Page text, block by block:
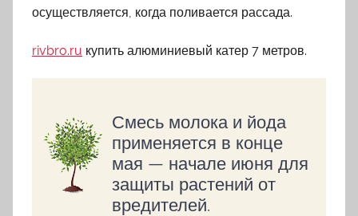
осуществляется, когда поливается рассада.
rivbro.ru купить алюминиевый катер 7 метров.
Смесь молока и йода
применяется в конце
мая — начале июня для
защиты растений от
вредителей.